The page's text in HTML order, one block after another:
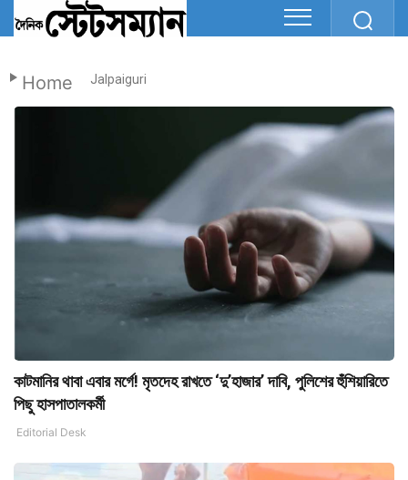
Home Jalpaiguri
কাটমানির থাবা এবার মর্গে! মৃতদেহ রাখতে ‘দু’হাজার’ দাবি, পুলিশের হুঁশিয়ারিতে
পিছু হাসপাতালকর্মী
Editorial Desk